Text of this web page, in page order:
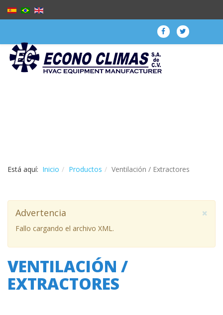
Está aquí: Inicio Productos Ventilación / Extractores
×
Advertencia
Fallo cargando el archivo XML.
VENTILACIÓN /
EXTRACTORES